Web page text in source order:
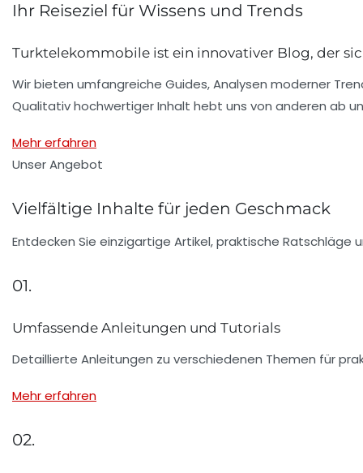
Ihr Reiseziel für Wissens und Trends
Turktelekommobile ist ein innovativer Blog, der
Wir bieten umfangreiche Guides, Analysen moderner
Qualitativ hochwertiger Inhalt hebt uns von anderen ab
Mehr erfahren
Unser Angebot
Vielfältige Inhalte für jeden Geschmack
Entdecken Sie einzigartige Artikel, praktische Ratschläge
01.
Umfassende Anleitungen und Tutorials
Detaillierte Anleitungen zu verschiedenen Themen für
Mehr erfahren
02.